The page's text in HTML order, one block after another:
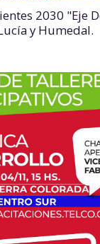
2030 "Eje
y Humedal.